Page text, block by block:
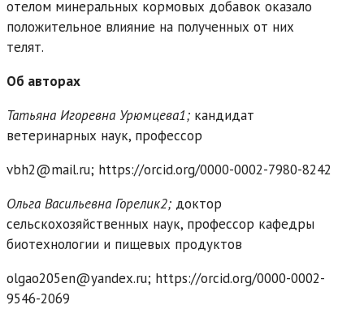
отелом минеральных кормовых добавок оказало
положительное влияние на полученных от них
телят.
Об авторах
Татьяна Игоревна Урюмцева1; кандидат
ветеринарных наук, профессор
vbh2@mail.ru; https://orcid.org/0000-0002-7980-8242
Ольга Васильевна Горелик2; доктор
сельскохозяйственных наук, профессор кафедры
биотехнологии и пищевых продуктов
olgao205en@yandex.ru; https://orcid.org/0000-0002-
9546-2069